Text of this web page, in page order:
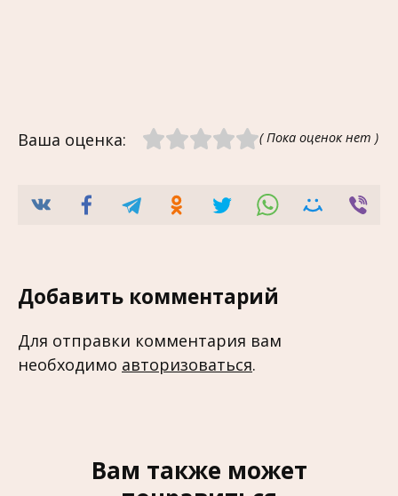
Ваша оценка: ( Пока оценок нет )
Добавить комментарий
Для отправки комментария вам
необходимо авторизоваться.
Вам также может